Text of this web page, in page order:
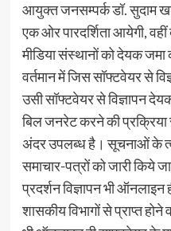
आयुक्त जनसम्पर्क डॉ. सुदाम
एक ओर पारदर्शिता आयेगी,
मीडिया संस्थानों को देयक जमा
वर्तमान में जिस सॉफ्टवेयर से
उसी सॉफ्टवेयर से विज्ञापन
बिल जनरेट करने की
अंदर उपलब्ध है। सूचनाओं के
समाचार-पत्रों को जारी किये
प्रदर्शन विज्ञापन भी ऑनलाइन
शासकीय विभागों से प्राप्त होने